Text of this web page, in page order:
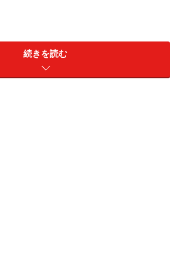
32bitの見た目上の見分けはほとんど
テムを見ると書かれている
続きを読む